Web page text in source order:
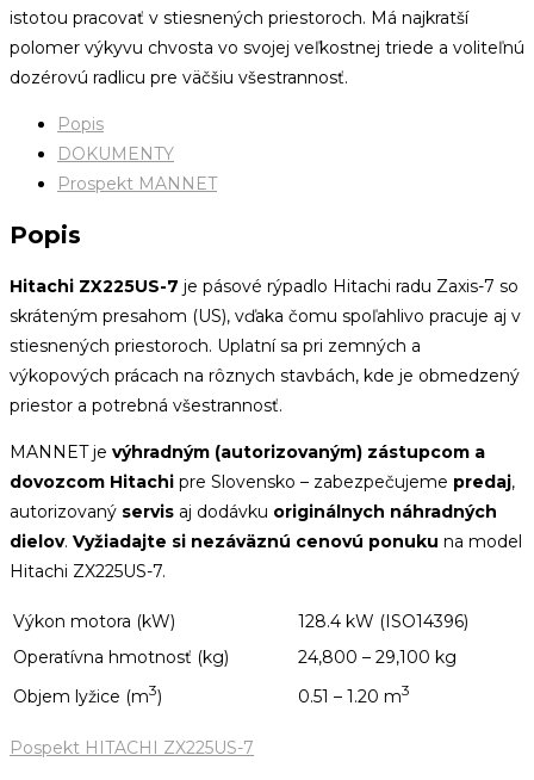
istotou pracovať v stiesnených priestoroch. Má najkratší
polomer výkyvu chvosta vo svojej veľkostnej triede a voliteľnú
dozérovú radlicu pre väčšiu všestrannosť.
Popis
DOKUMENTY
Prospekt MANNET
Popis
Hitachi ZX225US-7 je pásové rýpadlo Hitachi radu Zaxis-7 so
skráteným presahom (US), vďaka čomu spoľahlivo pracuje aj v
stiesnených priestoroch. Uplatní sa pri zemných a
výkopových prácach na rôznych stavbách, kde je obmedzený
priestor a potrebná všestrannosť.
MANNET je výhradným (autorizovaným) zástupcom a
dovozcom Hitachi pre Slovensko – zabezpečujeme predaj,
autorizovaný servis aj dodávku originálnych náhradných
dielov. Vyžiadajte si nezáväznú cenovú ponuku na model
Hitachi ZX225US-7.
Výkon motora (kW)
128.4 kW (ISO14396)
Operatívna hmotnosť (kg)
24,800 – 29,100 kg
Objem lyžice (m3) 0.51 – 1.20 m3
Pospekt HITACHI ZX225US-7